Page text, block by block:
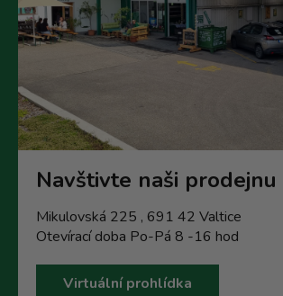
Navštivte naši prodejnu
Mikulovská 225 , 691 42 Valtice
Otevírací doba Po-Pá 8 -16 hod
Virtuální prohlídka